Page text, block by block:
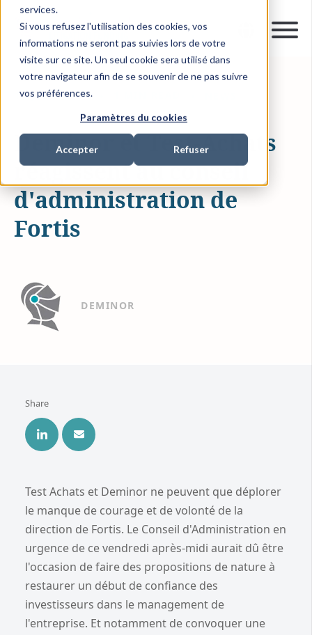
services.
Si vous refusez l'utilisation des cookies, vos
informations ne seront pas suivies lors de votre
visite sur ce site. Un seul cookie sera utilisé dans
votre navigateur afin de se souvenir de ne pas suivre
vos préférences.
Paramètres du cookies
Accepter Refuser
12 JUIL. 2009
Deminor et Test-Achats
réagissent au conseil
d'administration de
Fortis
DEMINOR
Share
Test Achats et Deminor ne peuvent que déplorer
le manque de courage et de volonté de la
direction de Fortis. Le Conseil d'Administration en
urgence de ce vendredi après-midi aurait dû être
l'occasion de faire des propositions de nature à
restaurer un début de confiance des
investisseurs dans le management de
l'entreprise. Et notamment de convoquer une